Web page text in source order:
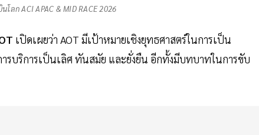
โลก ACI APAC & MID RACE 2026
เปิดเผยว่า AOT มีเป้าหมายเชิงยุทธศาสตร์ในการเป็น
รบริการเป็นเลิศ ทันสมัย และยั่งยืน อีกทั้งมีบทบาทในการขับ